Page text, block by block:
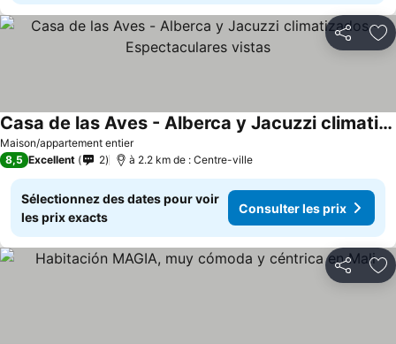
Partager
Maison/appartement entier
Casa de las Aves - Alberca y Jacuzzi climatizados - Espectaculares vistas
Consulter les prix
8,5 Excellent 2 à 2.2 km de : Centre-ville
Sélectionnez des dates pour voir
les prix exacts
Consulter les prix
Partager